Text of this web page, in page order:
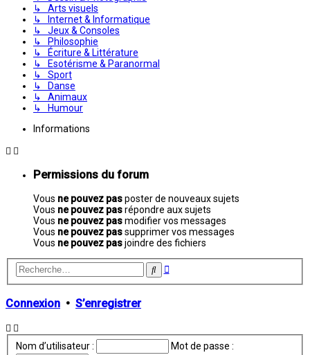
↳ Arts visuels
↳ Internet & Informatique
↳ Jeux & Consoles
↳ Philosophie
↳ Écriture & Littérature
↳ Esotérisme & Paranormal
↳ Sport
↳ Danse
↳ Animaux
↳ Humour
Informations
Permissions du forum
Vous ne pouvez pasposter de nouveaux sujets
Vous ne pouvez pasrépondre aux sujets
Vous ne pouvez pasmodifier vos messages
Vous ne pouvez passupprimer vos messages
Vous ne pouvez pasjoindre des fichiers
Rechercher
Recherche
Connexion • S’enregistrer
Nom d’utilisateur : Mot de passe :